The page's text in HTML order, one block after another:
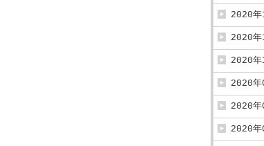
2020年
2020年
2020年
2020年
2020年
2020年